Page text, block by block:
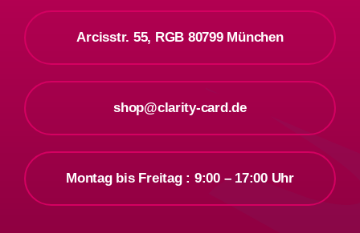
Arcisstr. 55, RGB 80799 München
shop@clarity-card.de
Montag bis Freitag : 9:00 – 17:00 Uhr